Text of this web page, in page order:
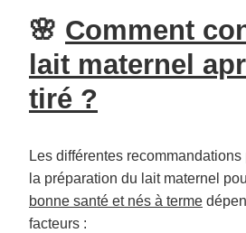
🌸 Comment
lait maternel
tiré ?
Les différentes
la préparation du lait maternel
bonne santé et nés à terme
facteurs :